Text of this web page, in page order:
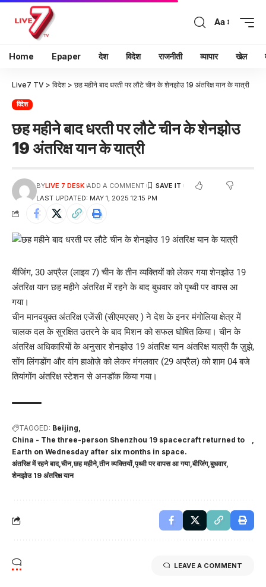
Aa
Home Epaper देश विदेश राजनीती व्यापार खेल
Live7 TV > विदेश > छह महीने बाद धरती पर लौटे चीन के शेनझोउ 19 अंतरिक्ष यान के यात्री
विदेश
छह महीने बाद धरती पर लौटे चीन के शेनझोउ
19 अंतरिक्ष यान के यात्री
LAST UPDATED: MAY 1, 2025 12:15 PM
BYLIVE 7 DESK ADD A COMMENT
बीजिंग, 30 अप्रैल (लाइव 7) चीन के तीन व्यक्तियों को लेकर गया शेनझोउ 19
अंतरिक्ष यान छह महीने अंतरिक्ष में रहने के बाद बुधवार को पृथ्वी पर वापस आ
गया।
चीन मानवयुक्त अंतरिक्ष एजेंसी (सीएमएसए ) ने देश के इनर मंगोलिया क्षेत्र में
चालक दल के सुरक्षित उतरने के बाद मिशन को सफल घोषित किया। चीन के
अंतरिक्ष अधिकारियों के अनुसार शेनझोउ 19 अंतरिक्ष यान अंतरिक्ष यात्री कै ज़ुझे,
सोंग लिंगडोंग और वांग हाओज़े को लेकर मंगलवार (29 अप्रैल) को शाम 04 बजे
तियांगोंग अंतरिक्ष स्टेशन से अनडॉक किया गया।
TAGGED: Beijing
China - The three-person Shenzhou 19 spacecraft returned to
Earth on Wednesday after six months in space.
अंतरिक्ष में रहने बाद चीन छह महीने तीन व्यक्तियों पृथ्वी पर वापस आ गया बीजिंग बुधवार
शेनझोउ 19 अंतरिक्ष यान
LEAVE A COMMENT